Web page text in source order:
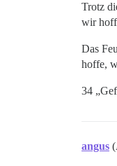
Trotz
wir
Das
hoffe,
34
angus